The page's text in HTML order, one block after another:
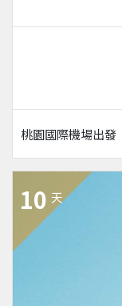
桃園國際機場出發
10 天